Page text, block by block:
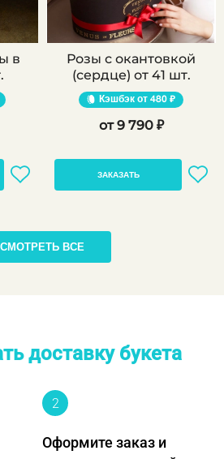
в
Розы с окантовкой
(сердце) от 41 шт.
Кэшбэк 480 ₽
9 790 ₽
ЗАКАЗАТЬ
СМОТРЕТЬ ВСЕ
доставку букета
2
Оформите заказ и